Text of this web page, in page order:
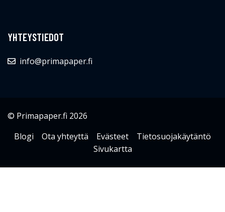
YHTEYSTIEDOT
info@primapaper.fi
© Primapaper.fi 2026
Blogi
Ota yhteyttä Evästeet
Tietosuojakäytäntö
Sivukartta